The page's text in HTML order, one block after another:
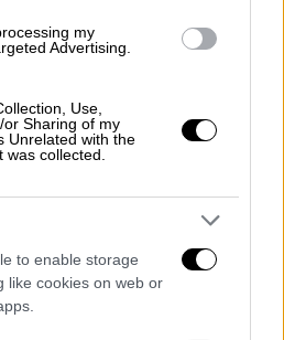
my
Advertising.
Use,
Sharing of my
Unrelated with the
collected.
to enable storage
like cookies on web or
πρόσφατα trade από
Νάγκετς, έχοντας
ύψους 10,4
για την ερχόμενη
όμως θα είχε λιγότερο
τον Νίκολα Γιόκιτς
τον Ντάρον Χολμς, να
του back up σέντερ.
έχοντας
περιβάλλον του